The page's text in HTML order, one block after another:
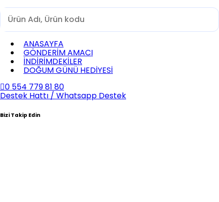
ANASAYFA
GÖNDERİM AMACI
İNDİRİMDEKİLER
DOĞUM GÜNÜ HEDİYESİ
0 554 779 81 80
Destek Hattı / Whatsapp Destek
Bizi Takip Edin